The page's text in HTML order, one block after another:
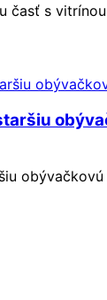
časť s vitrínou